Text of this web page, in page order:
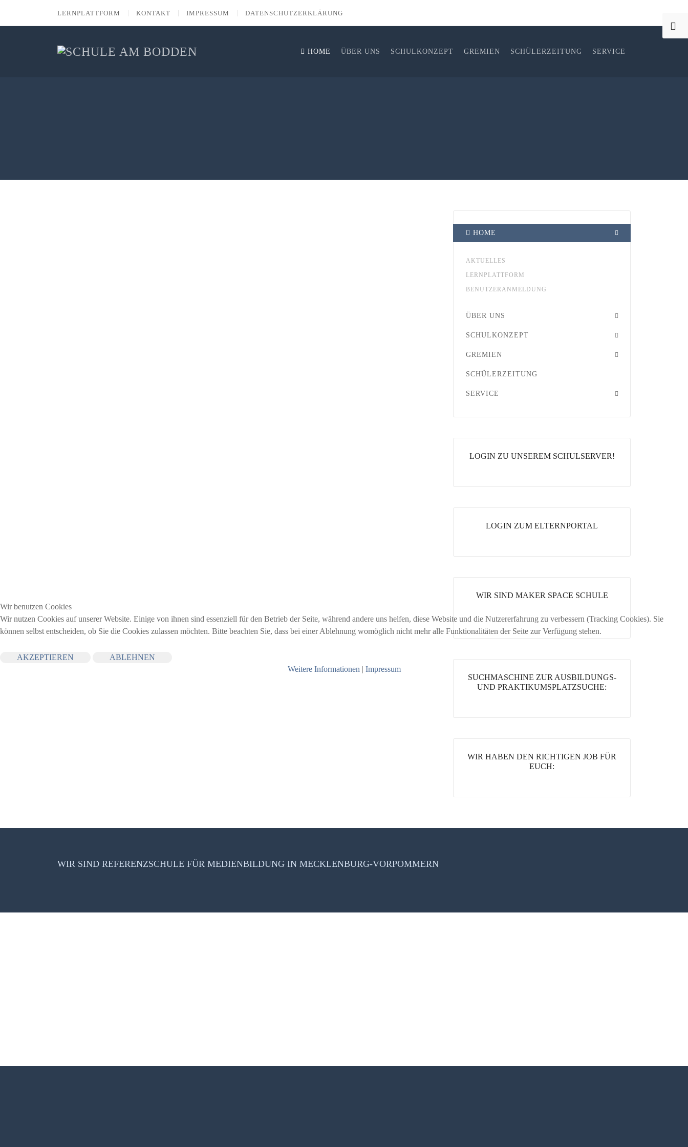
LERNPLATTFORM KONTAKT IMPRESSUM DATENSCHUTZERKLÄRUNG
HOME ÜBER UNS SCHULKONZEPT GREMIEN SCHÜLERZEITUNG SERVICE
HOME
AKTUELLES
LERNPLATTFORM
BENUTZERANMELDUNG
ÜBER UNS
SCHULKONZEPT
GREMIEN
SCHÜLERZEITUNG
SERVICE
LOGIN ZU UNSEREM SCHULSERVER!
LOGIN ZUM ELTERNPORTAL
WIR SIND MAKER SPACE SCHULE
SUCHMASCHINE ZUR AUSBILDUNGS-
UND PRAKTIKUMSPLATZSUCHE:
WIR HABEN DEN RICHTIGEN JOB FÜR
EUCH:
WIR SIND REFERENZSCHULE FÜR MEDIENBILDUNG IN MECKLENBURG-VORPOMMERN
Wir benutzen Cookies
Wir nutzen Cookies auf unserer Website. Einige von ihnen sind essenziell für den Betrieb der Seite, während andere uns helfen, diese Website und die Nutzererfahrung zu verbessern (Tracking Cookies). Sie
können selbst entscheiden, ob Sie die Cookies zulassen möchten. Bitte beachten Sie, dass bei einer Ablehnung womöglich nicht mehr alle Funktionalitäten der Seite zur Verfügung stehen.
AKZEPTIEREN
ABLEHNEN
Weitere Informationen | Impressum